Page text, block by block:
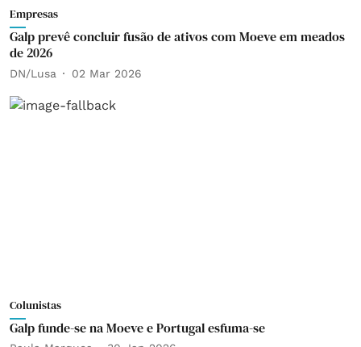
Empresas
Galp prevê concluir fusão de ativos com Moeve em meados
de 2026
DN/Lusa 02 Mar 2026
Colunistas
Galp funde-se na Moeve e Portugal esfuma-se